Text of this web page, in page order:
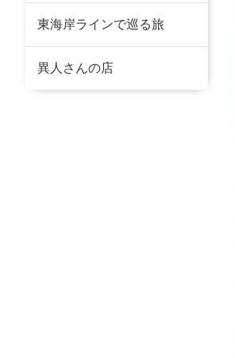
東海岸ラインで巡る旅
異人さんの店